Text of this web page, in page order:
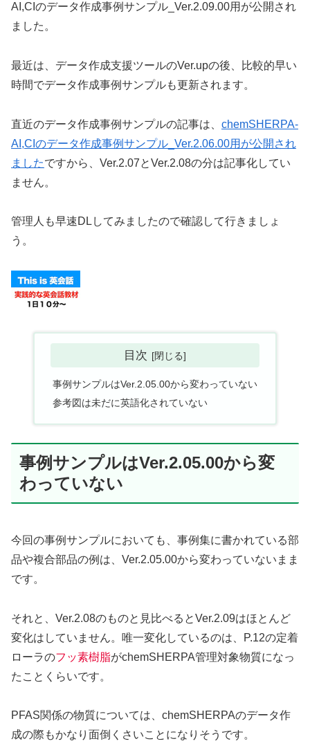
AI,CIのデータ作成事例サンプル_Ver.2.09.00用が公開され
ました。
最近は、データ作成支援ツールのVer.upの後、比較的早い
時間でデータ作成事例サンプルも更新されます。
直近のデータ作成事例サンプルの記事は、 chemSHERPA-
AI,CIのデータ作成事例サンプル_Ver.2.06.00用が公開され
ましたですから、Ver.2.07とVer.2.08の分は記事化してい
ません。
管理人も早速DLしてみましたので確認して行きましょ
う。
目次
事例サンプルはVer.2.05.00から変わっていない
参考図は未だに英語化されていない
事例サンプルはVer.2.05.00から変
わっていない
今回の事例サンプルにおいても、事例集に書かれている部
品や複合部品の例は、Ver.2.05.00から変わっていないまま
です。
それと、Ver.2.08のものと見比べるとVer.2.09はほとんど
変化はしていません。唯一変化しているのは、P.12の定着
ローラのフッ素樹脂がchemSHERPA管理対象物質になっ
たことくらいです。
PFAS関係の物質については、chemSHERPAのデータ作
成の際もかなり面倒くさいことになりそうです。